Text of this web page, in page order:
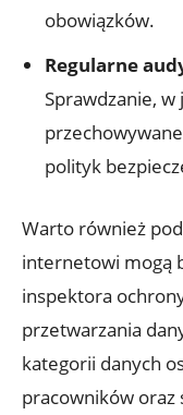
obowiązków.
Regularne
Sprawdzanie, w
polityk
Warto również
internetowi mogą
inspektora
przetwarzania
kategorii danych
pracowników oraz